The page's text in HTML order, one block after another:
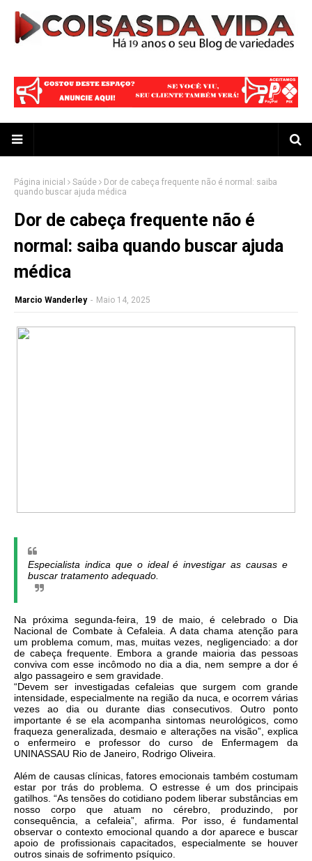
Página inicial Saúde
Dor de cabeça frequente não é normal: saiba
quando buscar ajuda médica
Dor de cabeça frequente não é
normal: saiba quando buscar ajuda
médica
Marcio Wanderley - Maio 14, 2025
Especialista indica que o ideal é investigar as causas e
buscar tratamento adequado.
Na próxima segunda-feira, 19 de maio, é celebrado o Dia
Nacional de Combate à Cefaleia. A data chama atenção para
um problema comum, mas, muitas vezes, negligenciado: a dor
de cabeça frequente. Embora a grande maioria das pessoas
conviva com esse incômodo no dia a dia, nem sempre a dor é
algo passageiro e sem gravidade.
“Devem ser investigadas cefaleias que surgem com grande
intensidade, especialmente na região da nuca, e ocorrem várias
vezes ao dia ou durante dias consecutivos. Outro ponto
importante é se ela acompanha sintomas neurológicos, como
fraqueza generalizada, desmaio e alterações na visão”, explica
o enfermeiro e professor do curso de Enfermagem da
UNINASSAU Rio de Janeiro, Rodrigo Oliveira.
Além de causas clínicas, fatores emocionais também costumam
estar por trás do problema. O estresse é um dos principais
gatilhos. “As tensões do cotidiano podem liberar substâncias em
nosso corpo que atuam no cérebro, produzindo, por
consequência, a cefaleia”, afirma. Por isso, é fundamental
observar o contexto emocional quando a dor aparece e buscar
apoio de profissionais capacitados, especialmente se houver
outros sinais de sofrimento psíquico.